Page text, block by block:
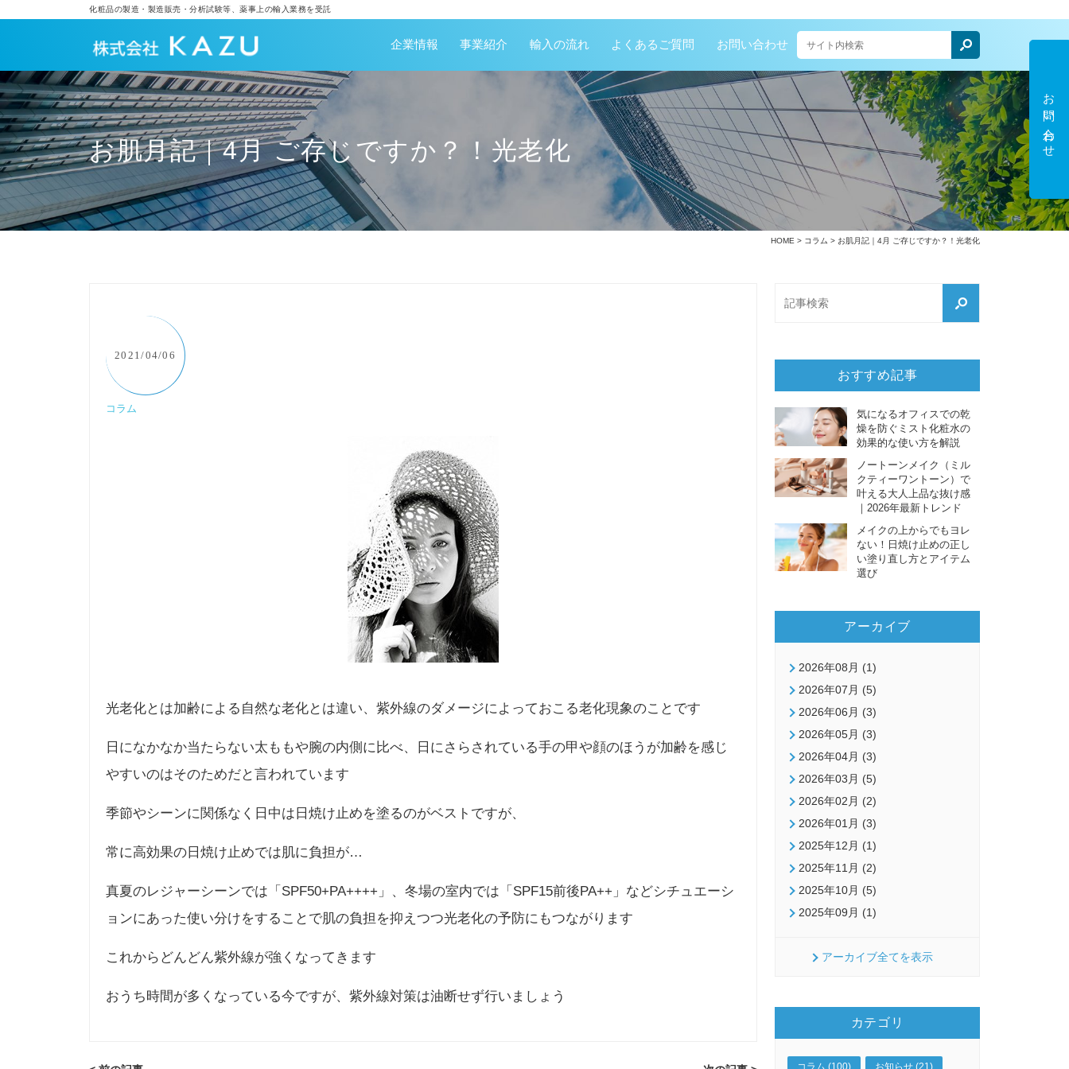
化粧品の製造・製造販売・分析試験等、薬事上の輸入業務を受託
企業情報 事業紹介 輸入の流れ よくあるご質問 お問い合わせ
お問い合わせ
お肌月記｜4月 ご存じですか？！光老化
HOME > コラム > お肌月記｜4月 ご存じですか？！光老化
2021/04/06
コラム
光老化とは加齢による自然な老化とは違い、紫外線のダメージによっておこる老化現象のことです
日になかなか当たらない太ももや腕の内側に比べ、日にさらされている手の甲や顔のほうが加齢を感じ
やすいのはそのためだと言われています
季節やシーンに関係なく日中は日焼け止めを塗るのがベストですが、
常に高効果の日焼け止めでは肌に負担が…
真夏のレジャーシーンでは「SPF50+PA++++」、冬場の室内では「SPF15前後PA++」などシチュエーシ
ョンにあった使い分けをすることで肌の負担を抑えつつ光老化の予防にもつながります
これからどんどん紫外線が強くなってきます
おうち時間が多くなっている今ですが、紫外線対策は油断せず行いましょう
おすすめ記事
気になるオフィスでの乾
燥を防ぐミスト化粧水の
効果的な使い方を解説
ノートーンメイク（ミル
クティーワントーン）で
叶える大人上品な抜け感
｜2026年最新トレンド
メイクの上からでもヨレ
ない！日焼け止めの正し
い塗り直し方とアイテム
選び
アーカイブ
2026年08月 (1)
2026年07月 (5)
2026年06月 (3)
2026年05月 (3)
2026年04月 (3)
2026年03月 (5)
2026年02月 (2)
2026年01月 (3)
2025年12月 (1)
2025年11月 (2)
2025年10月 (5)
2025年09月 (1)
アーカイブ全てを表示
カテゴリ
コラム (100) お知らせ (21)